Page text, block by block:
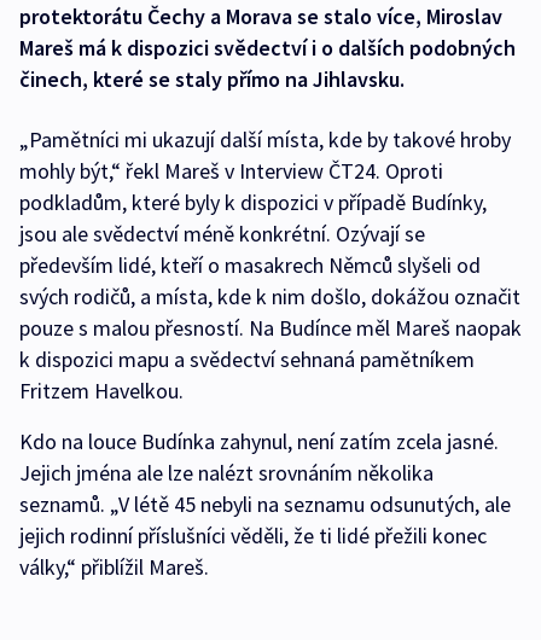
protektorátu Čechy a Morava se stalo více, Miroslav
Mareš má k dispozici svědectví i o dalších podobných
činech, které se staly přímo na Jihlavsku.
„Pamětníci mi ukazují další místa, kde by takové hroby
mohly být,“ řekl Mareš v Interview ČT24. Oproti
podkladům, které byly k dispozici v případě Budínky,
jsou ale svědectví méně konkrétní. Ozývají se
především lidé, kteří o masakrech Němců slyšeli od
svých rodičů, a místa, kde k nim došlo, dokážou označit
pouze s malou přesností. Na Budínce měl Mareš naopak
k dispozici mapu a svědectví sehnaná pamětníkem
Fritzem Havelkou.
Kdo na louce Budínka zahynul, není zatím zcela jasné.
Jejich jména ale lze nalézt srovnáním několika
seznamů. „V létě 45 nebyli na seznamu odsunutých, ale
jejich rodinní příslušníci věděli, že ti lidé přežili konec
války,“ přiblížil Mareš.